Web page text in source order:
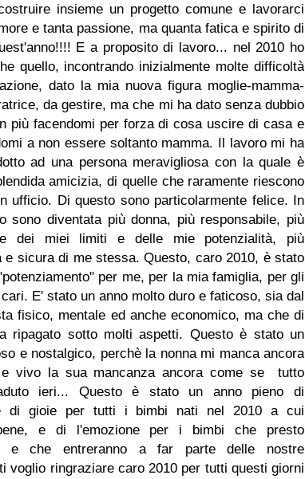
insieme un progetto comune e lavorarci
e tanta passione, ma quanta fatica e spirito di
E a proposito di lavoro... nel 2010 ho
quello, incontrando inizialmente molte difficoltà
dato la mia nuova figura moglie-mamma-
da gestire, ma che mi ha dato senza dubbio
più facendomi per forza di cosa uscire di casa e
a non essere soltanto mamma. Il lavoro mi ha
ad una persona meravigliosa con la quale è
amicizia, di quelle che raramente riescono
ufficio. Di questo sono particolarmente felice. In
sono diventata più donna, più responsabile, più
dei miei limiti e delle mie potenzialità, più
e sicura di me stessa.Questo, caro 2010, è stato
per me, per la mia famiglia, per gli
E' stato un anno molto duro e faticoso, sia dal
fisico, mentale ed anche economico, ma che di
ripagato sotto molti aspetti. Questo è stato un
e nostalgico, perchè la nonna mi manca ancora
vivo la sua mancanza ancora come se tutto
ieri... Questo è stato un anno pieno di
di gioie per tutti i bimbi nati nel 2010 a cui
e di l'emozione per i bimbi che presto
e che entreranno a far parte delle nostre
voglio ringraziare caro 2010 per tutti questi giorni